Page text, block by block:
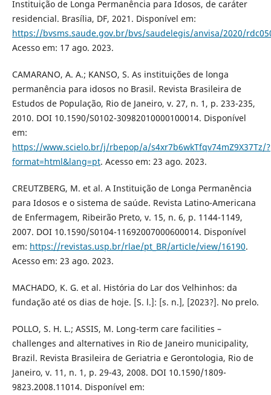
Instituição de Longa Permanência para Idosos, de caráter
residencial. Brasília, DF, 2021. Disponível em:
https://bvsms.saude.gov.br/bvs/saudelegis/anvisa/2020/
Acesso em: 17 ago. 2023.
CAMARANO, A. A.; KANSO, S. As instituições de longa
permanência para idosos no Brasil. Revista Brasileira de
Estudos de População, Rio de Janeiro, v. 27, n. 1, p. 233-235,
2010. DOI 10.1590/S0102-30982010000100014. Disponível
em:
https://www.scielo.br/j/rbepop/a/s4xr7b6wkTfqv74mZ9X37Tz/?
format=html&lang=pt. Acesso em: 23 ago. 2023.
CREUTZBERG, M. et al. A Instituição de Longa Permanência
para Idosos e o sistema de saúde. Revista Latino-Americana
de Enfermagem, Ribeirão Preto, v. 15, n. 6, p. 1144-1149,
2007. DOI 10.1590/S0104-11692007000600014. Disponível
em: https://revistas.usp.br/rlae/pt_BR/article/view/16190.
Acesso em: 23 ago. 2023.
MACHADO, K. G. et al. História do Lar dos Velhinhos: da
fundação até os dias de hoje. [S. l.]: [s. n.], [2023?]. No prelo.
POLLO, S. H. L.; ASSIS, M. Long-term care facilities –
challenges and alternatives in Rio de Janeiro municipality,
Brazil. Revista Brasileira de Geriatria e Gerontologia, Rio de
Janeiro, v. 11, n. 1, p. 29-43, 2008. DOI 10.1590/1809-
9823.2008.11014. Disponível em: